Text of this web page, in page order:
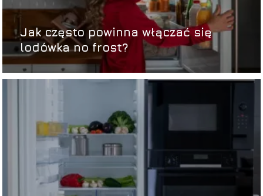
Jak często powinna włączać się
lodówka no frost?